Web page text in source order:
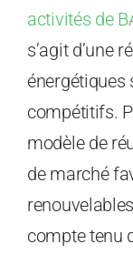
activités de
s’agit d’une
énergétiques
compétitifs.
modèle de
de marché
compte tenu